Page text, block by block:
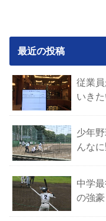
最近の投稿
従業
いきた
少年
んな
中学
の強豪